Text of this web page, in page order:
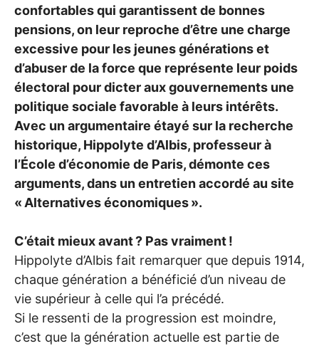
confortables qui garantissent de bonnes
pensions, on leur reproche d’être une charge
excessive pour les jeunes générations et
d’abuser de la force que représente leur poids
électoral pour dicter aux gouvernements une
politique sociale favorable à leurs intérêts.
Avec un argumentaire étayé sur la recherche
historique, Hippolyte d’Albis, professeur à
l’École d’économie de Paris, démonte ces
arguments, dans un entretien accordé au site
«Alternatives économiques».
C’était mieux avant? Pas vraiment!
Hippolyte d’Albis fait remarquer que depuis 1914,
chaque génération a bénéficié d’un niveau de
vie supérieur à celle qui l’a précédé.
Si le ressenti de la progression est moindre,
c’est que la génération actuelle est partie de